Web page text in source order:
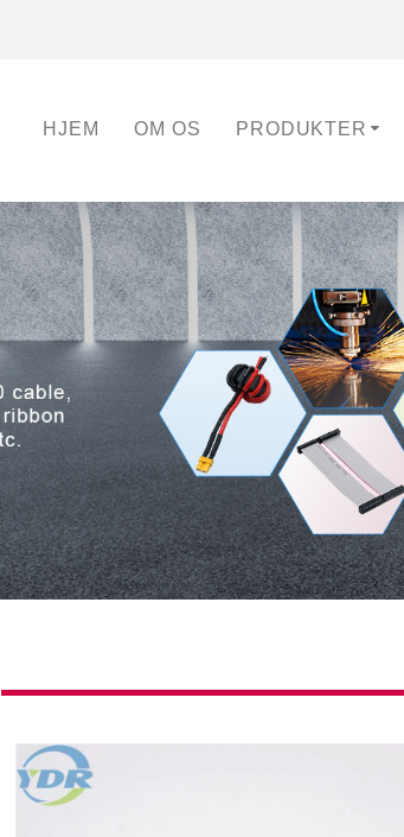
HJEM OM OS PRODUKTER